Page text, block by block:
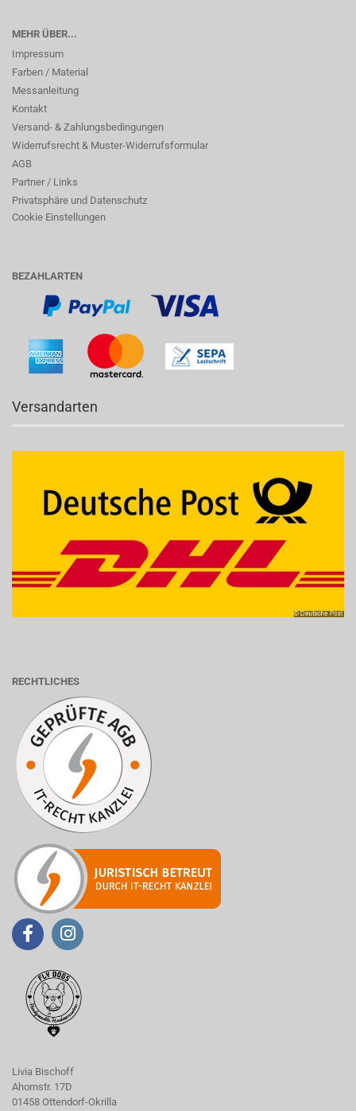
MEHR ÜBER...
Impressum
Farben / Material
Messanleitung
Kontakt
Versand- & Zahlungsbedingungen
Widerrufsrecht & Muster-Widerrufsformular
AGB
Partner / Links
Privatsphäre und Datenschutz
Cookie Einstellungen
BEZAHLARTEN
Versandarten
RECHTLICHES
Livia Bischoff
Ahornstr. 17D
01458 Ottendorf-Okrilla